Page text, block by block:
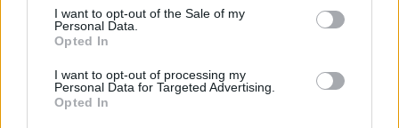
consent section.
I want to opt-out of the Sale of my
Personal Data.
Opted In
I want to opt-out of processing my
Personal Data for Targeted Advertising.
Opted In
Meteo Olbia 9 agosto, temperature in calo
Salmo finisce in ospedale a Catania, ma il tour
va avanti: “Sicilia, ci sono”